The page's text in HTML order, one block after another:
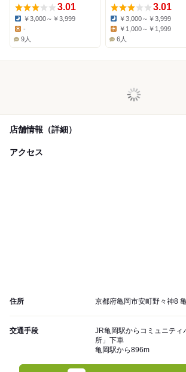
3.01
Dinner:
￥3,000～￥3,999
Lunch:
-
9人
3.01
Dinner:
￥3,000～￥3,999
Lunch:
￥1,000～￥1,999
6人
店舗情報（詳細）
アクセス
住所 京都府亀岡市安町野々神8
交通手段
JR亀岡駅からコミュニテ
所」下車
亀岡駅から896m